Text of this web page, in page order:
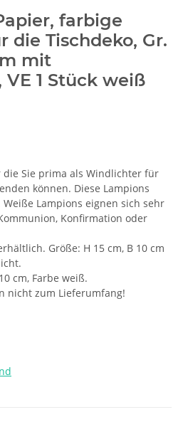
farbige
die Tischdeko, Gr.
mit
1 Stück weiß
die Sie prima als Windlichter für
können. Diese Lampions
Lampions eignen sich sehr
Konfirmation oder
Größe: H 15 cm, B 10 cm
cm, Farbe weiß.
nicht zum Lieferumfang!